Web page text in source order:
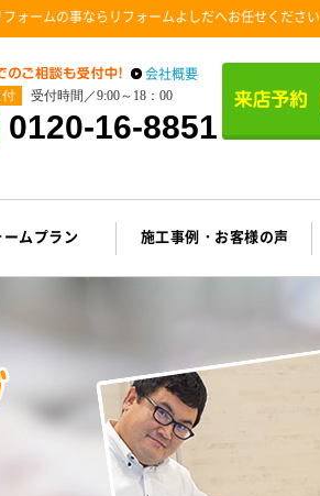
ォームの事ならリフォームよしだへお任せください
会社概要
受付時間／9:00～18：00
0120-16-8851
ームプラン 施工事例・お客様の声